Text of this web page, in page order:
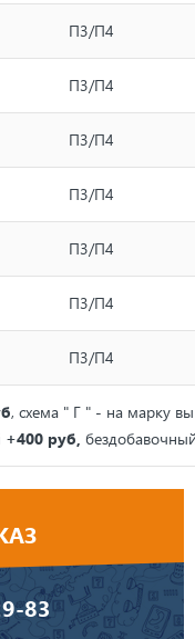
П3/П4
П3/П4
П3/П4
П3/П4
П3/П4
П3/П4
П3/П4
, схема " Г " - на марку
+400 руб,
83